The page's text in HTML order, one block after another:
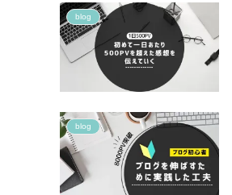
blog
blog